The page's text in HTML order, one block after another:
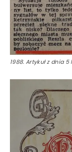
1988. Artykuł z dnia